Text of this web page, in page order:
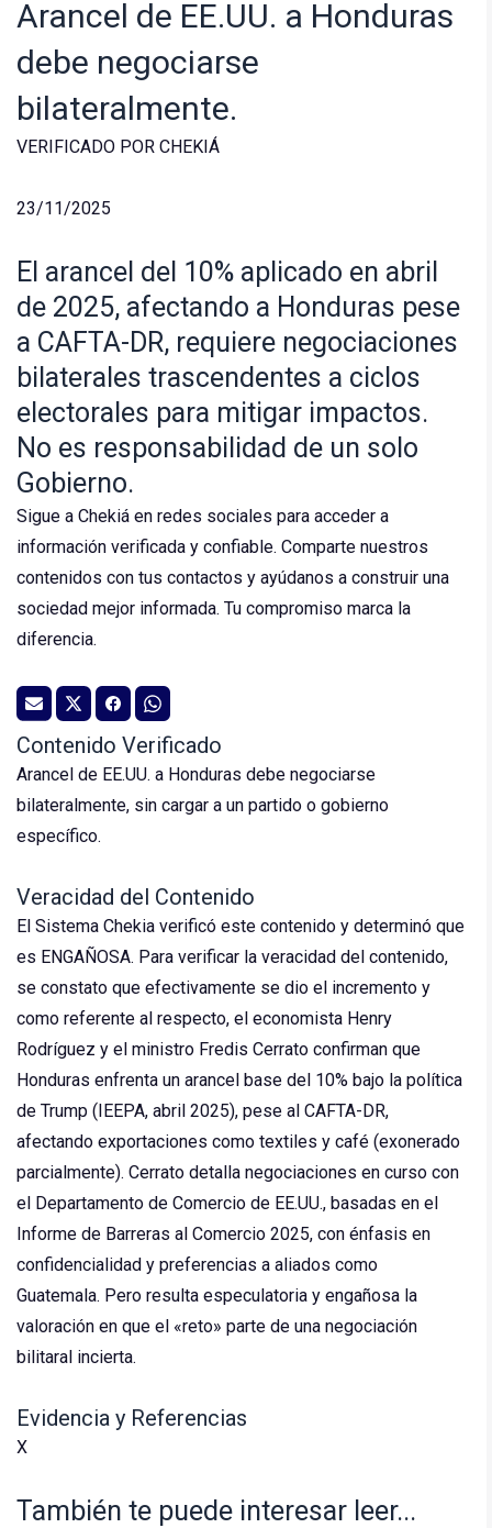
Arancel de EE.UU. a Honduras
debe negociarse
bilateralmente.
VERIFICADO POR CHEKIÁ
23/11/2025
El arancel del 10% aplicado en abril
de 2025, afectando a Honduras pese
a CAFTA-DR, requiere negociaciones
bilaterales trascendentes a ciclos
electorales para mitigar impactos.
No es responsabilidad de un solo
Gobierno.
Sigue a Chekiá en redes sociales para acceder a
información verificada y confiable. Comparte nuestros
contenidos con tus contactos y ayúdanos a construir una
sociedad mejor informada. Tu compromiso marca la
diferencia.
Contenido Verificado
Arancel de EE.UU. a Honduras debe negociarse
bilateralmente, sin cargar a un partido o gobierno
específico.
Veracidad del Contenido
El Sistema Chekia verificó este contenido y determinó que
es ENGAÑOSA. Para verificar la veracidad del contenido,
se constato que efectivamente se dio el incremento y
como referente al respecto, el economista Henry
Rodríguez y el ministro Fredis Cerrato confirman que
Honduras enfrenta un arancel base del 10% bajo la política
de Trump (IEEPA, abril 2025), pese al CAFTA-DR,
afectando exportaciones como textiles y café (exonerado
parcialmente). Cerrato detalla negociaciones en curso con
el Departamento de Comercio de EE.UU., basadas en el
Informe de Barreras al Comercio 2025, con énfasis en
confidencialidad y preferencias a aliados como
Guatemala. Pero resulta especulatoria y engañosa la
valoración en que el «reto» parte de una negociación
bilitaral incierta.
Evidencia y Referencias
X
También te puede interesar leer...